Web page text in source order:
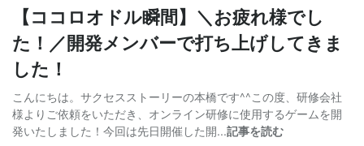
【ココロオドル瞬間】＼お疲れ様でし
た！／開発メンバーで打ち上げしてきま
した！
こんにちは。サクセスストーリーの本橋です^^この度、研修会社
様よりご依頼をいただき、オンライン研修に使用するゲームを開
発いたしました！今回は先日開催した開...記事を読む